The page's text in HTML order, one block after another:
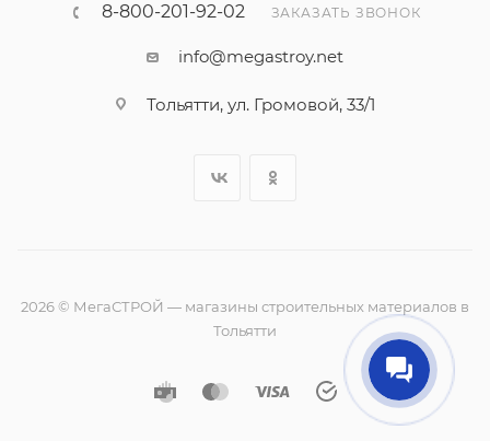
8-800-201-92-02 ЗАКАЗАТЬ ЗВОНОК
info@megastroy.net
Тольятти, ул. Громовой, 33/1
2026 © МегаСТРОЙ — магазины строительных материалов в
Тольятти